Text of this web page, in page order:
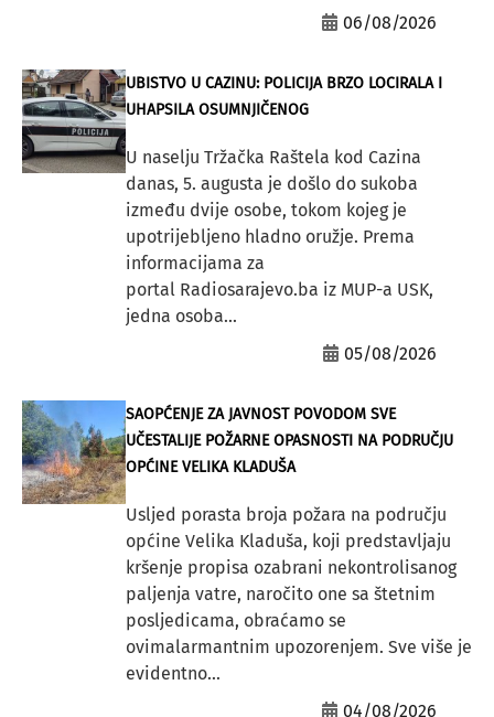
06/08/2026
UBISTVO U CAZINU: POLICIJA BRZO LOCIRALA I
UHAPSILA OSUMNJIČENOG
U naselju Tržačka Raštela kod Cazina
danas, 5. augusta je došlo do sukoba
između dvije osobe, tokom kojeg je
upotrijebljeno hladno oružje. Prema
informacijama za
portal Radiosarajevo.ba iz MUP-a USK,
jedna osoba...
05/08/2026
SAOPĆENJE ZA JAVNOST POVODOM SVE
UČESTALIJE POŽARNE OPASNOSTI NA PODRUČJU
OPĆINE VELIKA KLADUŠA
Usljed porasta broja požara na području
općine Velika Kladuša, koji predstavljaju
kršenje propisa ozabrani nekontrolisanog
paljenja vatre, naročito one sa štetnim
posljedicama, obraćamo se
ovimalarmantnim upozorenjem. Sve više je
evidentno...
04/08/2026